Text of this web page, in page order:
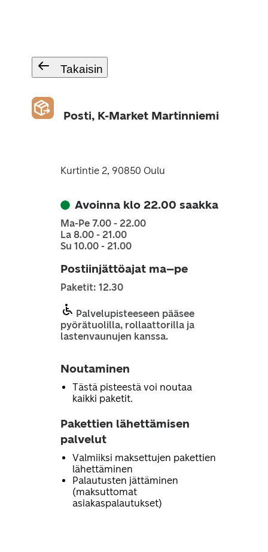
Takaisin
Posti, K-Market Martinniemi
Kurtintie 2, 90850 Oulu
Avoinna klo 22.00 saakka
Ma-Pe 7.00 - 22.00
La 8.00 - 21.00
Su 10.00 - 21.00
Postiinjättöajat ma–pe
Paketit: 12.30
Palvelupisteeseen pääsee
pyörätuolilla, rollaattorilla ja
lastenvaunujen kanssa.
Noutaminen
Tästä pisteestä voi noutaa
kaikki paketit.
Pakettien lähettämisen
palvelut
Valmiiksi maksettujen pakettien
lähettäminen
Palautusten jättäminen
(maksuttomat
asiakaspalautukset)